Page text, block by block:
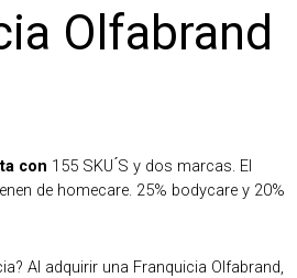
Olfabrand
con 155 SKU ́S y dos marcas. El
de homecare. 25% bodycare y 20%
Al adquirir una Franquicia Olfabrand,